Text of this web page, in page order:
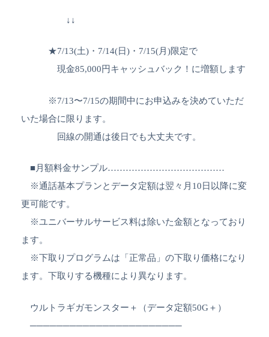
↓↓
★7/13(土)・7/14(日)・7/15(月)限定で
現金85,000円キャッシュバック！に増額します
※7/13〜7/15の期間中にお申込みを決めていただ
いた場合に限ります。
回線の開通は後日でも大丈夫です。
■月額料金サンプル…………………………………
※通話基本プランとデータ定額は翌々月10日以降に変
更可能です。
※ユニバーサルサービス料は除いた金額となっており
ます。
※下取りプログラムは「正常品」の下取り価格になり
ます。下取りする機種により異なります。
ウルトラギガモンスター＋（データ定額50G＋）
───────────────────────